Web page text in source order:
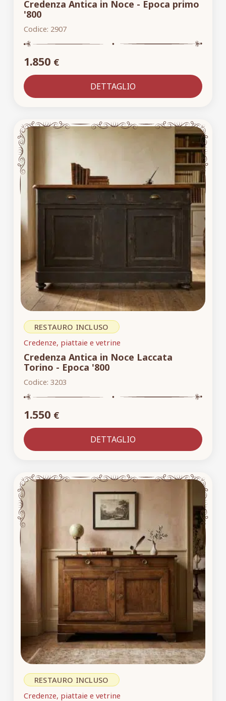
Credenza Antica in Noce - Epoca primo
'800
Codice: 2907
1.850 €
DETTAGLIO
RESTAURO INCLUSO
Credenze, piattaie e vetrine
Credenza Antica in Noce Laccata
Torino - Epoca '800
Codice: 3203
1.550 €
DETTAGLIO
RESTAURO INCLUSO
Credenze, piattaie e vetrine